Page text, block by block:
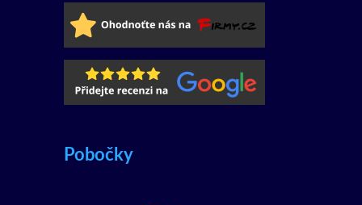
Pobočky